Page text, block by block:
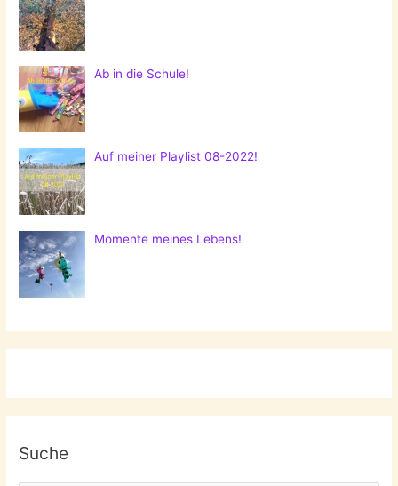
Ab in die Schule!
Auf meiner Playlist 08-2022!
Momente meines Lebens!
Suche